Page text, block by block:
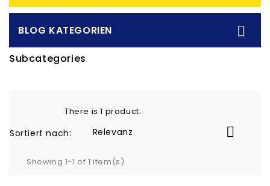
BLOG KATEGORIEN 
Subcategories
There is 1 product.
Sortiert nach: Relevanz 
Showing 1-1 of 1 item(s)